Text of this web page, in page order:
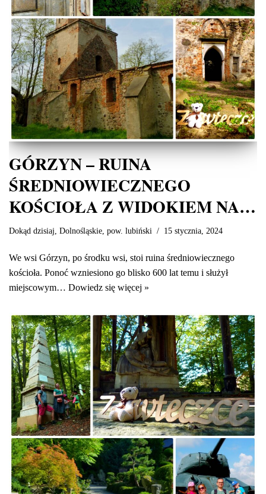
GÓRZYN – RUINA
ŚREDNIOWIECZNEGO
KOŚCIOŁA Z WIDOKIEM NA…
Dokąd dzisiaj Dolnośląskie pow. lubiński 15 stycznia, 2024
We wsi Górzyn, po środku wsi, stoi ruina średniowiecznego
kościoła. Ponoć wzniesiono go blisko 600 lat temu i służył
miejscowym… Dowiedz się więcej »